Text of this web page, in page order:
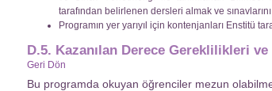
tarafından belirlenen dersleri almak ve
Programın yer yarıyıl için kontenjanları Enstitü
D.5. Kazanılan Derece Gereklilikleri
Geri Dön
Bu programda okuyan öğrenciler mezun